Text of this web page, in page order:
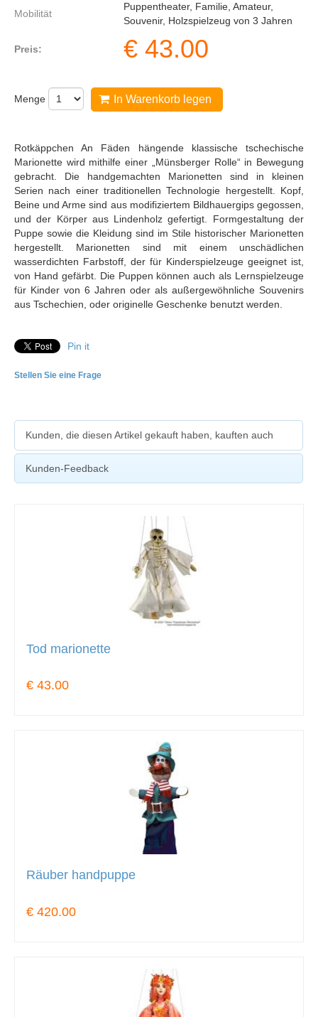
Mobilität
Puppentheater, Familie, Amateur,
Souvenir, Holzspielzeug von 3 Jahren
Preis: € 43.00
Menge In Warenkorb legen
Rotkäppchen An Fäden hängende klassische tschechische
Marionette wird mithilfe einer „Münsberger Rolle“ in Bewegung
gebracht. Die handgemachten Marionetten sind in kleinen
Serien nach einer traditionellen Technologie hergestellt. Kopf,
Beine und Arme sind aus modifiziertem Bildhauergips gegossen,
und der Körper aus Lindenholz gefertigt. Formgestaltung der
Puppe sowie die Kleidung sind im Stile historischer Marionetten
hergestellt. Marionetten sind mit einem unschädlichen
wasserdichten Farbstoff, der für Kinderspielzeuge geeignet ist,
von Hand gefärbt. Die Puppen können auch als Lernspielzeuge
für Kinder von 6 Jahren oder als außergewöhnliche Souvenirs
aus Tschechien, oder originelle Geschenke benutzt werden.
Pin it
Stellen Sie eine Frage
Kunden, die diesen Artikel gekauft haben, kauften auch
Kunden-Feedback
Tod marionette
€ 43.00
Räuber handpuppe
€ 420.00